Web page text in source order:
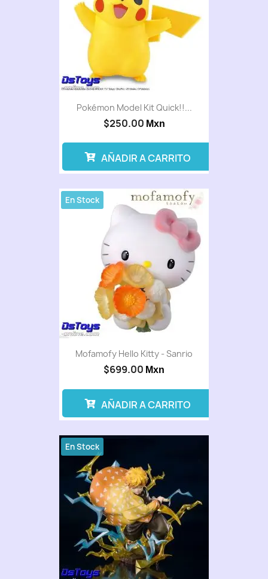
Pokémon Model Kit Quick!!...
$250.00 Mxn
AÑADIR A CARRITO
Mofamofy Hello Kitty - Sanrio
$699.00 Mxn
En Stock
AÑADIR A CARRITO
En Stock